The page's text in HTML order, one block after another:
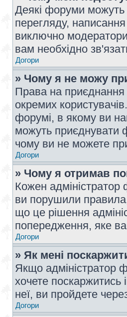
Деякі форуми
перегляду,
виключно
вам необхідно
Догори
» Чому я не можу
Права на приєднання
окремих
форумі, в якому ви
можуть приєднувати
чому ви не можете
Догори
» Чому я отримав
Кожен
ви порушили
що це рішення
попередження, яке
Догори
» Як мені
Якщо адміністратор
хочете
неї, ви пройдете
Догори